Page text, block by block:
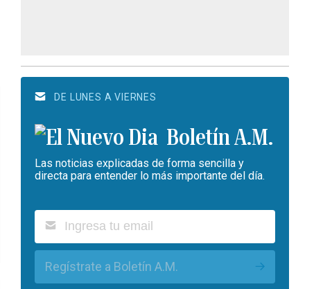
DE LUNES A VIERNES
Boletín A.M.
Las noticias explicadas de forma sencilla y
directa para entender lo más importante del día.
Regístrate a Boletín A.M.